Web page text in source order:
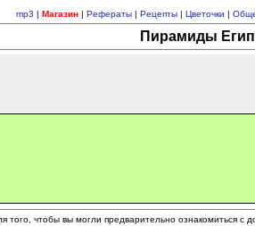
mp3 | Магазин| Рефераты| Рецепты| Цветочки |
Пирамиды
чтобы вы могли предварительно ознакомиться